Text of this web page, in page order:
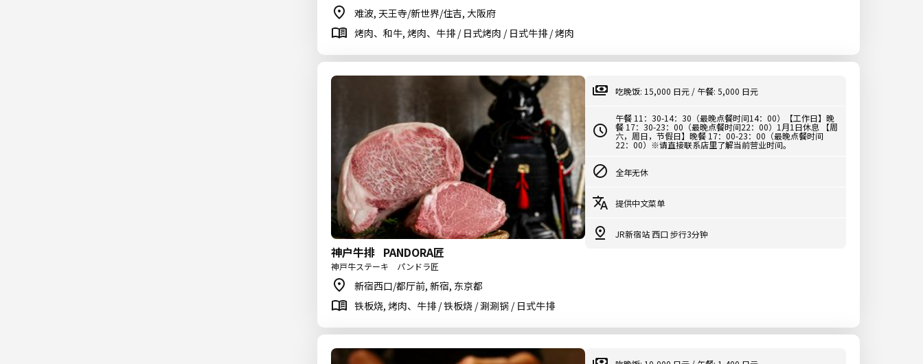
难波, 天王寺/新世界/住吉, 大阪府
烤肉、和牛, 烤肉、牛排 / 日式烤肉 / 日式牛排 / 烤肉
神户牛排 PANDORA匠
神戸牛ステーキ パンドラ匠
新宿西口/都厅前, 新宿, 东京都
铁板烧, 烤肉、牛排 / 铁板烧 / 涮涮锅 / 日式牛排
吃晚饭: 15,000 日元 / 午餐: 5,000 日元
午餐 11：30-14：30（最晚点餐时间14：00）【工作日】晚
餐 17：30-23：00（最晚点餐时间22：00）1月1日休息 【周
六，周日，节假日】晚餐 17：00-23：00（最晚点餐时间
22：00）※请直接联系店里了解当前营业时间。
全年无休
提供中文菜单
JR新宿站 西口 步行3分钟